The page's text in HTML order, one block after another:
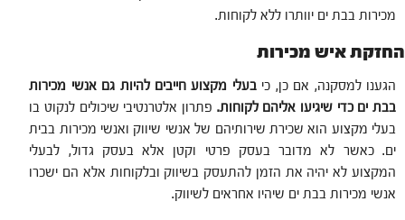
מכירות בבת ים יוותרו ללא לקוחות.
החזקת איש מכירות
הגענו למסקנה, אם כן, כיבעלי מקצוע חייבים להיות גם אנשי מכירות
בבת ים כדי שיגיעו אליהם לקוחות. פתרון אלטרנטיבי שיכולים לנקוט בו
בעלי מקצוע הוא שכירת שירותיהם של אנשי שיווק ואנשי מכירות בבית
ים. כאשר לא מדובר בעסק פרטי וקטן אלא בעסק גדול, לבעלי
המקצוע לא יהיה את הזמן להתעסק בשיווק ובלקוחות אלא הם ישכרו
אנשי מכירות בבת ים שיהיו אחראים לשיווק.